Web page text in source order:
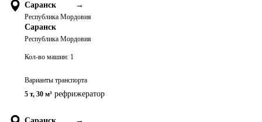
Саранск →
Республика Мордовия
Саранск
Республика Мордовия
Кол-во машин: 1
Варианты транспорта
5 т, 30 м³ рефрижератор